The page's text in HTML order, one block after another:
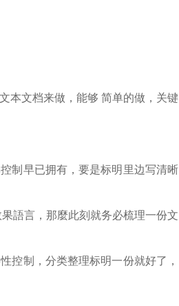
本文档来做，能够 简单的做，关键
制早已拥有，要是标明里边写清晰
語言，那麼此刻就务必梳理一份文
控制，分类整理标明一份就好了，